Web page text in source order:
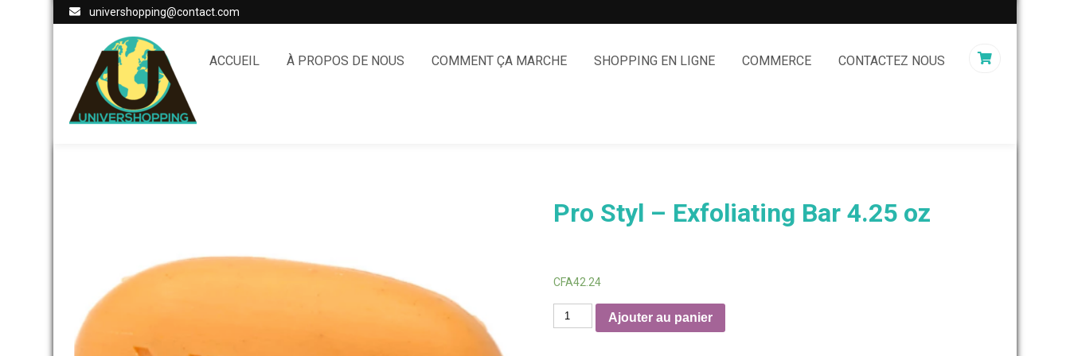
univershopping@contact.com
ACCUEIL À PROPOS DE NOUS COMMENT ÇA MARCHE SHOPPING EN LIGNE COMMERCE CONTACTEZ NOUS
Pro Styl – Exfoliating Bar 4.25 oz
CFA42.24
quantité
de
Ajouter au panier